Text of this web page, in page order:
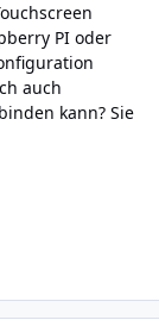
PI oder
auch
kann? Sie